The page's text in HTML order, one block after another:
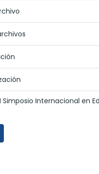
Simposio Internacional en